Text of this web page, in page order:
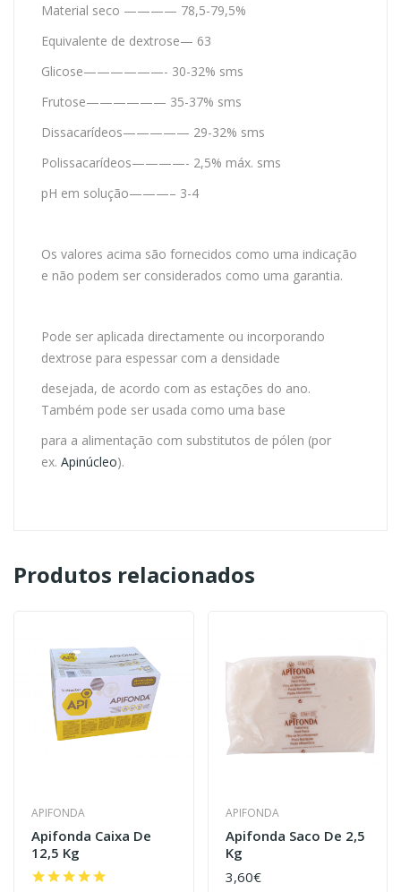
Material seco ———— 78,5-79,5%
Equivalente de dextrose— 63
Glicose——————- 30-32% sms
Frutose—————— 35-37% sms
Dissacarídeos————— 29-32% sms
Polissacarídeos————- 2,5% máx. sms
pH em solução———– 3-4
Os valores acima são fornecidos como uma indicação
e não podem ser considerados como uma garantia.
Pode ser aplicada directamente ou incorporando
dextrose para espessar com a densidade
desejada, de acordo com as estações do ano.
Também pode ser usada como uma base
para a alimentação com substitutos de pólen (por
ex. Apinúcleo).
Produtos relacionados
APIFONDA
Apifonda Caixa De
12,5 Kg
APIFONDA
Apifonda Saco De 2,5
Kg
3,60€